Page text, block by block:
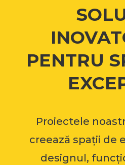
PENTRU
Proiectele
creează spații de
designul,